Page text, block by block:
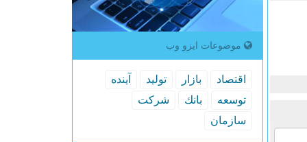
موضوعات ایزو وب
اقتصاد بازار تولید
آینده
توسعه
بانك
شركت
سازمان